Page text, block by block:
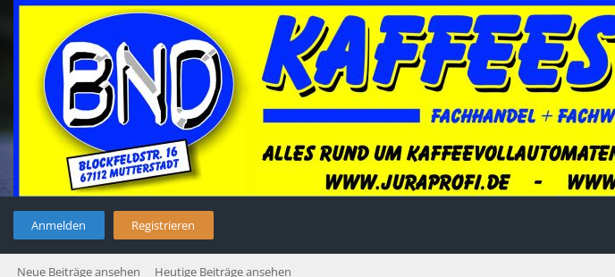
Anmelden Registrieren
Neue Beiträge ansehen Heutige Beiträge ansehen